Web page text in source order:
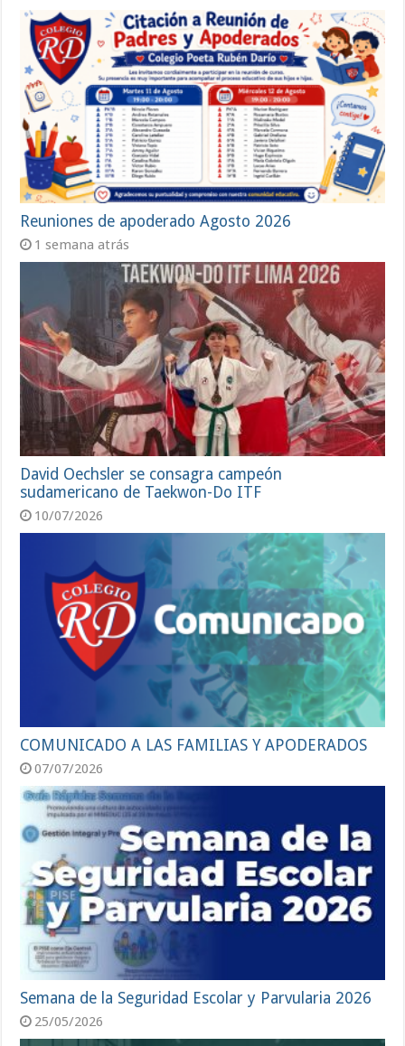
Reuniones de apoderado Agosto 2026
1 semana atrás
David Oechsler se consagra campeón
sudamericano de Taekwon-Do ITF
10/07/2026
COMUNICADO A LAS FAMILIAS Y APODERADOS
07/07/2026
Semana de la Seguridad Escolar y Parvularia 2026
25/05/2026